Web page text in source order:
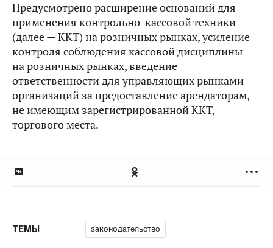
Предусмотрено расширение оснований для
применения контрольно-кассовой техники
(далее — ККТ) на розничных рынках, усиление
контроля соблюдения кассовой дисциплины
на розничных рынках, введение
ответственности для управляющих рынками
организаций за предоставление арендаторам,
не имеющим зарегистрированной ККТ,
торгового места.
ТЕМЫ законодательство